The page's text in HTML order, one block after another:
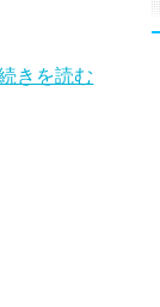
きを読む